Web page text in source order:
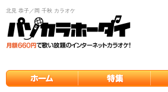
北見 恭子／岡 千秋 カラオケ